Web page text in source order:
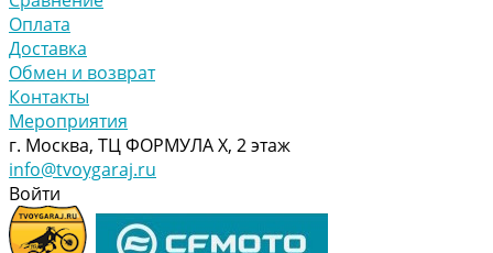
Оплата
Доставка
Обмен и возврат
Контакты
Мероприятия
г. Москва, ТЦ ФОРМУЛА Х, 2 этаж
info@tvoygaraj.ru
Войти